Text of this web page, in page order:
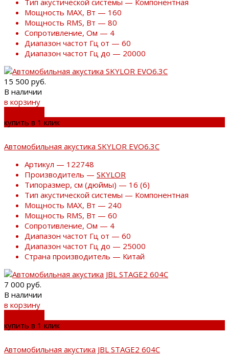
Тип акустической системы — Компонентная
Мощность MAX, Вт — 160
Мощность RMS, Вт — 80
Сопротивление, Ом — 4
Диапазон частот Гц от — 60
Диапазон частот Гц до — 20000
15 500 руб.
В наличии
в корзину
купить в 1 клик
Автомобильная акустика SKYLOR EVO6.3C
Артикул — 122748
Производитель — SKYLOR
Типоразмер, см (дюймы) — 16 (6)
Тип акустической системы — Компонентная
Мощность MAX, Вт — 240
Мощность RMS, Вт — 60
Сопротивление, Ом — 4
Диапазон частот Гц от — 60
Диапазон частот Гц до — 25000
Страна производитель — Китай
7 000 руб.
В наличии
в корзину
купить в 1 клик
Автомобильная акустика JBL STAGE2 604С